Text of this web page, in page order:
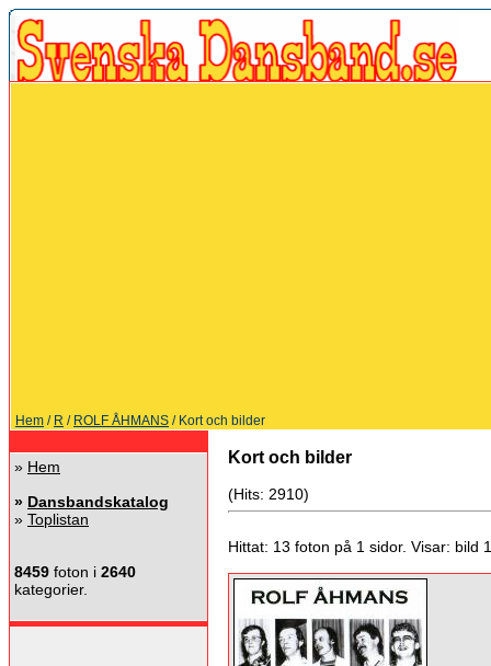
Hem / R / ROLF ÅHMANS / Kort och bilder
» Hem
» Dansbandskatalog
» Toplistan
8459 foton i 2640
kategorier.
Kort och bilder
(Hits: 2910)
Hittat: 13 foton på 1 sidor. Visar: bild